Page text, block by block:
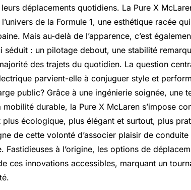
déplacements quotidiens. La Pure X
de la Formule 1, une esthétique racée
Mais au-delà de l’apparence, c’est
séduit : un pilotage debout, une stabilité
des trajets du quotidien. La question
parvient-elle à conjuguer style et
public? Grâce à une ingénierie soignée, une
durable, la Pure X McLaren s’impose
écologique, plus élégant et surtout, plus
de cette volonté d’associer plaisir de
Fastidieuses à l’origine, les options de
ces innovations accessibles, marquant un